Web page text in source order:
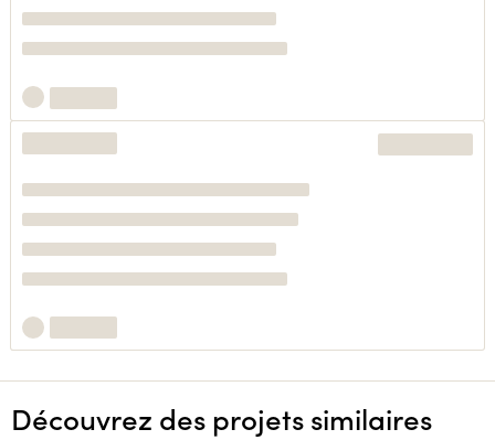
Découvrez des projets similaires